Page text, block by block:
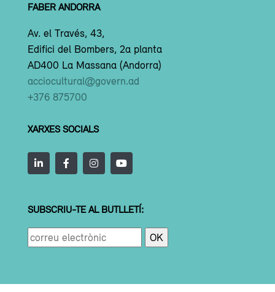
FABER ANDORRA
Av. el Través, 43,
Edifici del Bombers, 2a planta
AD400 La Massana (Andorra)
acciocultural@govern.ad
+376 875700
XARXES SOCIALS
SUBSCRIU-TE AL BUTLLETÍ: